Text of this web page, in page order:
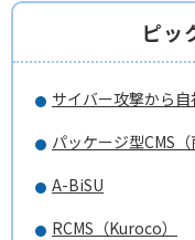
ピッ
サイバー攻撃から
パッケージ型CMS（
A-BiSU
RCMS（Kuroco）